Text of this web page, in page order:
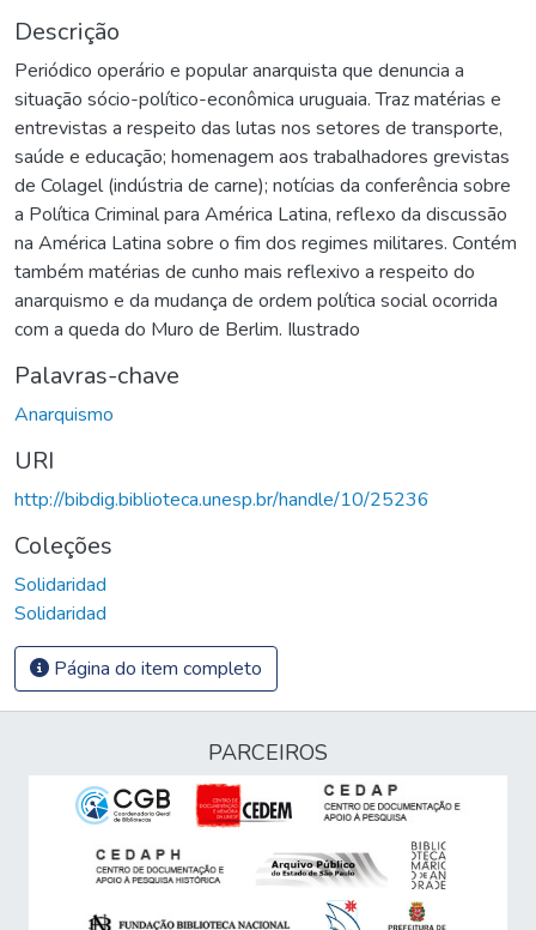
Descrição
Periódico operário e popular anarquista que denuncia a
situação sócio-político-econômica uruguaia. Traz matérias e
entrevistas a respeito das lutas nos setores de transporte,
saúde e educação; homenagem aos trabalhadores grevistas
de Colagel (indústria de carne); notícias da conferência sobre
a Política Criminal para América Latina, reflexo da discussão
na América Latina sobre o fim dos regimes militares. Contém
também matérias de cunho mais reflexivo a respeito do
anarquismo e da mudança de ordem política social ocorrida
com a queda do Muro de Berlim. Ilustrado
Palavras-chave
Anarquismo
URI
http://bibdig.biblioteca.unesp.br/handle/10/25236
Coleções
Solidaridad
Solidaridad
Página do item completo
PARCEIROS